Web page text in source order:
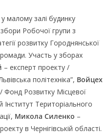
малому залі будинку
Робочої групи з
розвитку Городнянської
Участь у зборах
– експерт проекту /
політехніка”, Войцех
Фонд Розвитку Місцевої
Територіального
Микола Силенко –
в Чернігівській області.